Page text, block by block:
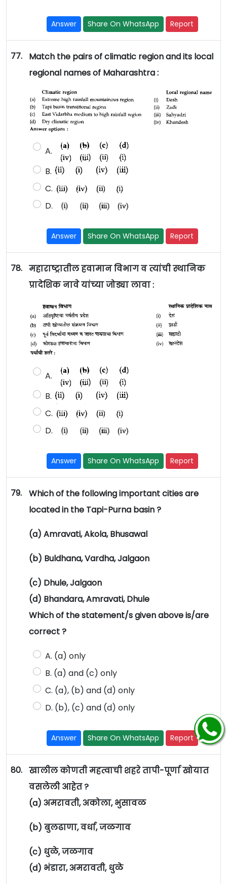
Answer Share On WhatsApp Report
77.
Match the pairs of climatic region and its local
regional names of Maharashtra :
A.
B.
C.
D.
Answer Share On WhatsApp Report
78. महाराष्ट्रातील हवामान विभाग व त्यांची स्थानिक
प्रादेशिक नावे यांच्या जोड्या लावा :
A.
B.
C.
D.
Answer Share On WhatsApp Report
79.
Which of the following important cities are
located in the Tapi-Purna basin ?
(a) Amravati, Akola, Bhusawal
(b) Buldhana, Vardha, Jalgaon
(c) Dhule, Jalgaon
(d) Bhandara, Amravati, Dhule
Which of the statement/s given above is/are
correct ?
A. (a) only
B. (a) and (c) only
C. (a), (b) and (d) only
D. (b), (c) and (d) only
Answer Share On WhatsApp Report
80. खालील कोणती महत्वाची शहरे तापी-पूर्णा खोयात
वसलेली आहेत ?
(a) अमरावती, अकोला, भुसावळ
(b) बुलढाणा, वर्धा, जळगाव
(c) धुळे, जळगाव
(d) भंडारा, अमरावती, धुळे